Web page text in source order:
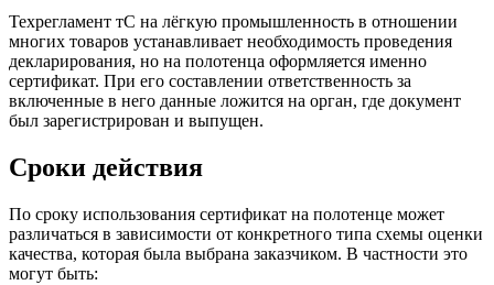
Техрегламент тС на лёгкую промышленность в отношении
многих товаров устанавливает необходимость проведения
декларирования, но на полотенца оформляется именно
сертификат. При его составлении ответственность за
включенные в него данные ложится на орган, где документ
был зарегистрирован и выпущен.
Сроки действия
По сроку использования сертификат на полотенце может
различаться в зависимости от конкретного типа схемы оценки
качества, которая была выбрана заказчиком. В частности это
могут быть: